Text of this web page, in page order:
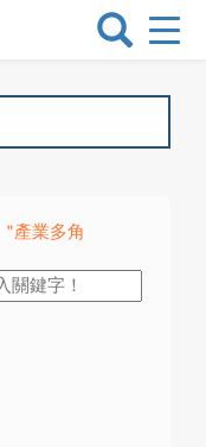
選
換
"產業多角